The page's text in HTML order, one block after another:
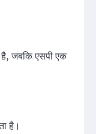
जबकि एसपी एक
है।